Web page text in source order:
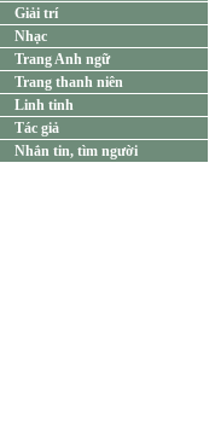
Giải trí
Nhạc
Trang Anh ngữ
Trang thanh niên
Linh tinh
Tác giả
Nhắn tin, tìm người